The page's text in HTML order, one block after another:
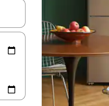
os usando as seta para